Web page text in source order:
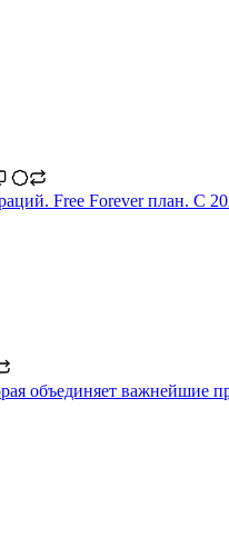
Free Forever план. С
объединяет важнейшие